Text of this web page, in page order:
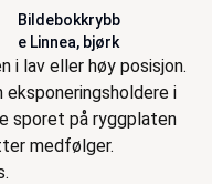
Bildebokkrybb
e Linnea, bjørk
i lav eller høy posisjon.
eksponeringsholdere i
sporet på ryggplaten
medfølger.